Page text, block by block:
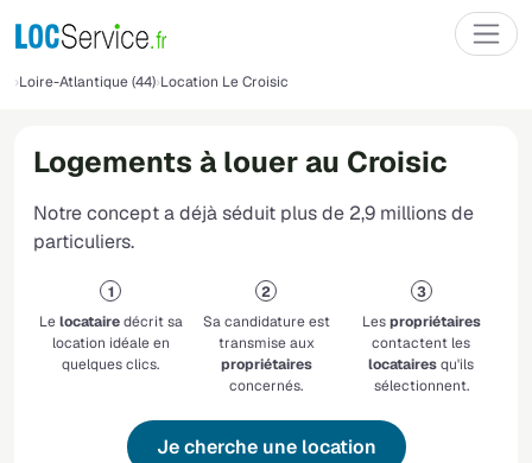
Loire-Atlantique (44) Location Le Croisic
Logements à louer au Croisic
Notre concept a déjà séduit plus de 2,9 millions de
particuliers.
Lelocatairedécrit sa
location idéale en
quelques clics.
Sa candidature est
transmise aux
propriétaires
concernés.
Lespropriétaires
contactent les
locatairesqu'ils
sélectionnent.
Je cherche une location